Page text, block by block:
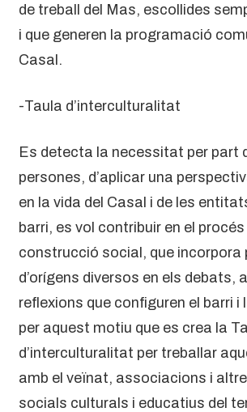
de treball del Mas, escollides
i que generen la programació
Casal.
-Taula d’interculturalitat
Es detecta la necessitat per part
persones, d’aplicar una
en la vida del Casal i de les
barri, es vol contribuir en el procés
construcció social, que incorpora
d’orígens diversos en els debats,
reflexions que configuren el barri i
per aquest motiu que es crea la
d’interculturalitat per treballar
amb el veïnat, associacions i
socials culturals i educatius del